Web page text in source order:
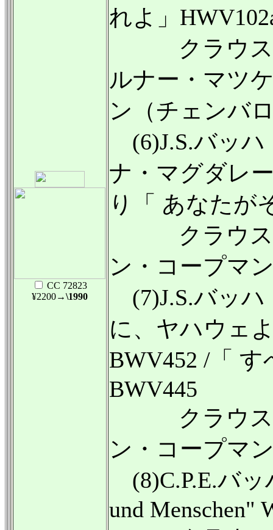
CC 72823
¥2200→\1990
れよ」
クラウス・
ルナー・マツ
ン（チェンバ
(6)J.S.バッハ
ナ・マグダレ
り「 あなたが
クラウス・
ン・コープマ
(7)J.S.バッハ
に、ヤハウェ
BWV452 /「
BWV445
クラウス・
ン・コープマ
(8)C.P.E.バッ
und Menschen"